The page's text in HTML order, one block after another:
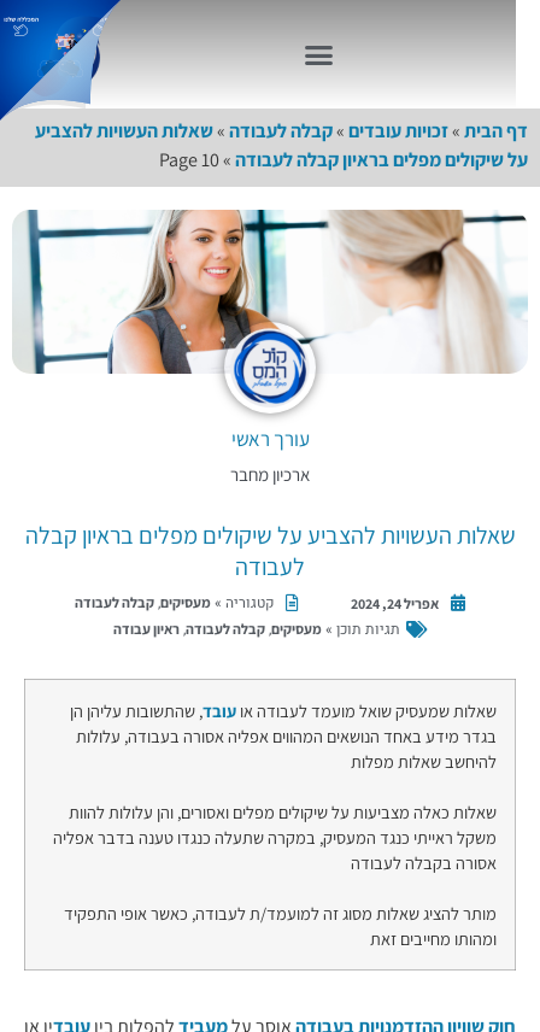
דף הבית»זכויות עובדים»קבלה לעבודה»שאלות העשויות להצביע
על שיקולים מפלים בראיון קבלה לעבודה»
עורך ראשי
ארכיון מחבר
שאלות העשויות להצביע על שיקולים מפלים בראיון קבלה
לעבודה
אפריל 24, 2024 קטגוריה » מעסיקים,קבלה לעבודה
תגיות תוכן » מעסיקים,קבלה לעבודה,ראיון עבודה
שאלות שמעסיק שואל מועמד לעבודה אועובד, שהתשובות עליהן הן
בגדר מידע באחד הנושאים המהווים אפליה אסורה בעבודה, עלולות
להיחשב שאלות מפלות
שאלות כאלה מצביעות על שיקולים מפלים ואסורים, והן עלולות להוות
משקל ראייתי כנגד המעסיק, במקרה שתעלה כנגדו טענה בדבר אפליה
אסורה בקבלה לעבודה
מותר להציג שאלות מסוג זה למועמד/ת לעבודה, כאשר אופי התפקיד
ומהותו מחייבים זאת